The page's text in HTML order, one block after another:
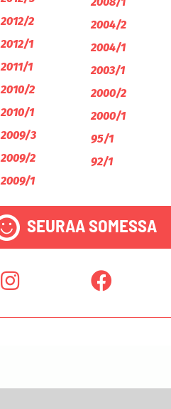
2012/2
2012/1
2011/1
2010/2
2010/1
2009/3
2009/2
2009/1
2004/2
2004/1
2003/1
2000/2
2000/1
95/1
92/1
SEURAA SOMESSA